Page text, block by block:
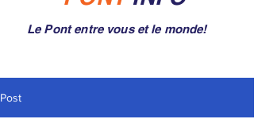
Le Pont entre vous et le monde!
Post